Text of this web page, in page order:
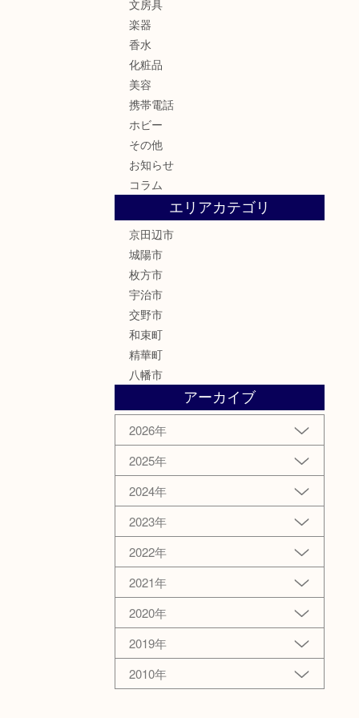
文房具
楽器
香水
化粧品
美容
携帯電話
ホビー
その他
お知らせ
コラム
エリアカテゴリ
京田辺市
城陽市
枚方市
宇治市
交野市
和束町
精華町
八幡市
アーカイブ
2026年
2025年
2024年
2023年
2022年
2021年
2020年
2019年
2010年